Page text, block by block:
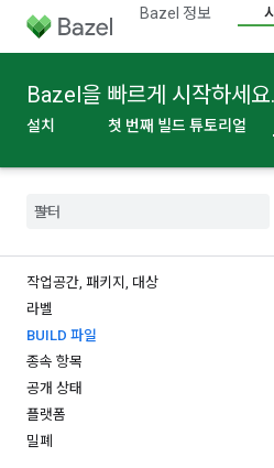
Bazel 정보
Bazel을 빠르게 시작하세요.
설치 첫 번째 빌드 튜토리얼
작업공간, 패키지 , 대상
라벨
BUILD 파일
종속 항목
공개 상태
플랫폼
밀폐